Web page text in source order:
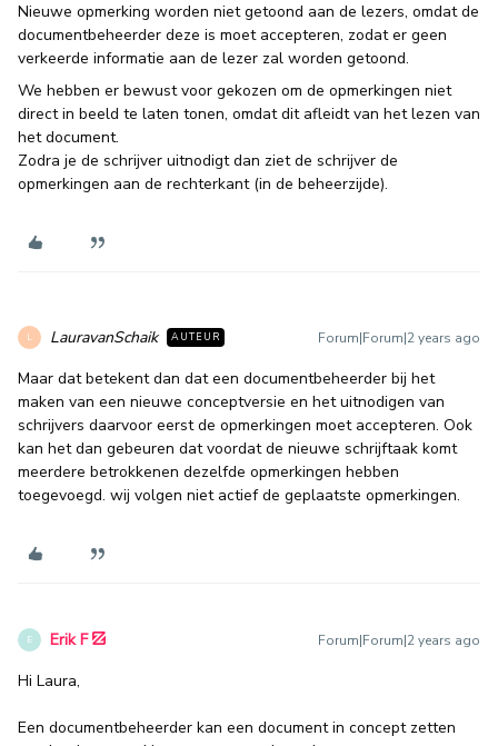
Nieuwe opmerking worden niet getoond aan de lezers, omdat de
documentbeheerder deze is moet accepteren, zodat er geen
verkeerde informatie aan de lezer zal worden getoond.
We hebben er bewust voor gekozen om de opmerkingen niet
direct in beeld te laten tonen, omdat dit afleidt van het lezen van
het document.
Zodra je de schrijver uitnodigt dan ziet de schrijver de
opmerkingen aan de rechterkant (in de beheerzijde).
L LauravanSchaik AUTEUR Forum|Forum|2 years ago
Maar dat betekent dan dat een documentbeheerder bij het
maken van een nieuwe conceptversie en het uitnodigen van
schrijvers daarvoor eerst de opmerkingen moet accepteren. Ook
kan het dan gebeuren dat voordat de nieuwe schrijftaak komt
meerdere betrokkenen dezelfde opmerkingen hebben
toegevoegd. wij volgen niet actief de geplaatste opmerkingen.
E Erik F Forum|Forum|2 years ago
Hi Laura,
Een documentbeheerder kan een document in concept zetten